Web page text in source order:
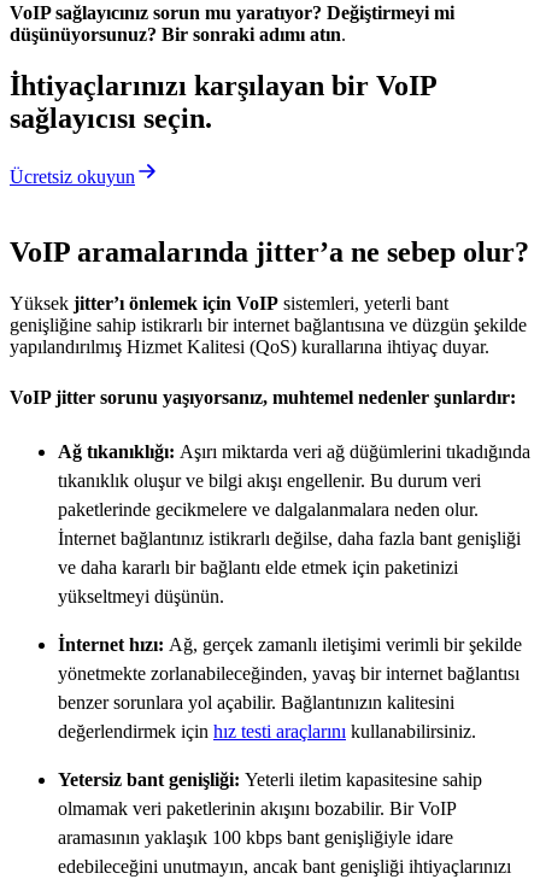
VoIP sağlayıcınız sorun mu yaratıyor? Değiştirmeyi mi
düşünüyorsunuz? Bir sonraki adımı atın.
İhtiyaçlarınızı karşılayan bir VoIP
sağlayıcısı seçin.
Ücretsiz okuyun
VoIP aramalarında jitter’a ne sebep olur?
Yüksek jitter’ı önlemek için VoIP sistemleri, yeterli bant
genişliğine sahip istikrarlı bir internet bağlantısına ve düzgün şekilde
yapılandırılmış Hizmet Kalitesi (QoS) kurallarına ihtiyaç duyar.
VoIP jitter sorunu yaşıyorsanız, muhtemel nedenler şunlardır:
Ağ tıkanıklığı: Aşırı miktarda veri ağ düğümlerini tıkadığında
tıkanıklık oluşur ve bilgi akışı engellenir. Bu durum veri
paketlerinde gecikmelere ve dalgalanmalara neden olur.
İnternet bağlantınız istikrarlı değilse, daha fazla bant genişliği
ve daha kararlı bir bağlantı elde etmek için paketinizi
yükseltmeyi düşünün.
İnternet hızı: Ağ, gerçek zamanlı iletişimi verimli bir şekilde
yönetmekte zorlanabileceğinden, yavaş bir internet bağlantısı
benzer sorunlara yol açabilir. Bağlantınızın kalitesini
değerlendirmek için hız testi araçlarını kullanabilirsiniz.
Yetersiz bant genişliği: Yeterli iletim kapasitesine sahip
olmamak veri paketlerinin akışını bozabilir. Bir VoIP
aramasının yaklaşık 100 kbps bant genişliğiyle idare
edebileceğini unutmayın, ancak bant genişliği ihtiyaçlarınızı